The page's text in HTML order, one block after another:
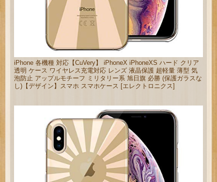
iPhone 各機種 対応【CuVery】 iPhoneX iPhoneXS ハード クリア
透明 ケース ワイヤレス充電対応 レンズ 液晶保護 超軽量 薄型 気
泡防止 アップルモチーフ ミリタリー系 旭日旗 必勝 (保護ガラスな
し)【デザイン】スマホ スマホケース [エレクトロニクス]